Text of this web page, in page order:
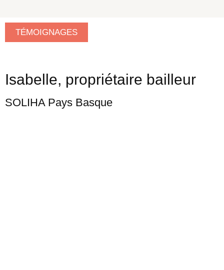
TÉMOIGNAGES
Isabelle, propriétaire bailleur
SOLIHA Pays Basque